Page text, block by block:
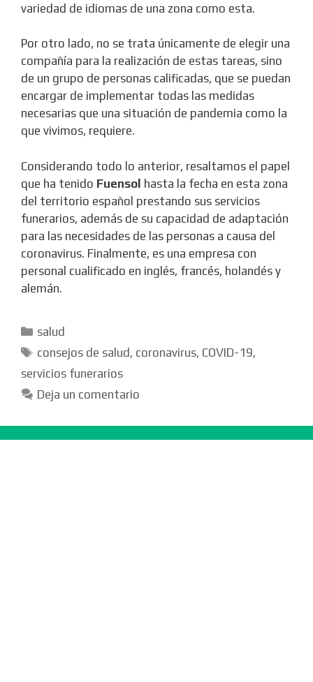
variedad de idiomas de una zona como esta.
Por otro lado, no se trata únicamente de elegir una
compañía para la realización de estas tareas, sino
de un grupo de personas calificadas, que se puedan
encargar de implementar todas las medidas
necesarias que una situación de pandemia como la
que vivimos, requiere.
Considerando todo lo anterior, resaltamos el papel
que ha tenido Fuensol hasta la fecha en esta zona
del territorio español prestando sus servicios
funerarios, además de su capacidad de adaptación
para las necesidades de las personas a causa del
coronavirus. Finalmente, es una empresa con
personal cualificado en inglés, francés, holandés y
alemán.
Categorías
salud
Etiquetas
consejos de salud, coronavirus, COVID-19,
servicios funerarios
Deja un comentario